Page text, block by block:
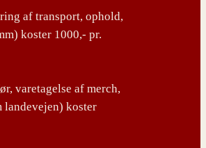
af transport, ophold,
koster 1000,- pr.
varetagelse af merch,
landevejen) koster